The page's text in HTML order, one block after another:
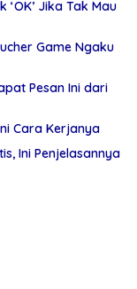
Jika Tak Mau
Game Ngaku
Pesan Ini dari
Cara Kerjanya
Ini Penjelasannya